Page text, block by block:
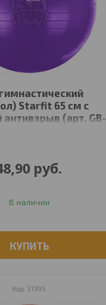
Starfit 65 см с
антивзрыв (арт. GB-
руб.
В наличии
КУПИТЬ
31395